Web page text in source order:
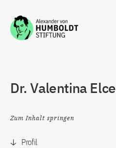
Zum Inhalt springen
Dr. Valentina Elce
Zum Inhalt springen
Profil